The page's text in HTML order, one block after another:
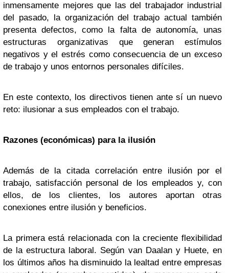
inmensamente mejores que las del trabajador industrial
del pasado, la organización del trabajo actual también
presenta defectos, como la falta de autonomía, unas
estructuras organizativas que generan estímulos
negativos y el estrés como consecuencia de un exceso
de trabajo y unos entornos personales difíciles.
En este contexto, los directivos tienen ante sí un nuevo
reto: ilusionar a sus empleados con el trabajo.
Razones (económicas) para la ilusión
Además de la citada correlación entre ilusión por el
trabajo, satisfacción personal de los empleados y, con
ellos, de los clientes, los autores aportan otras
conexiones entre ilusión y beneficios.
La primera está relacionada con la creciente flexibilidad
de la estructura laboral. Según van Daalan y Huete, en
los últimos años ha disminuido la lealtad entre empresas